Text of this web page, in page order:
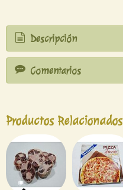
Descripción
Comentarios
Productos Relacionados